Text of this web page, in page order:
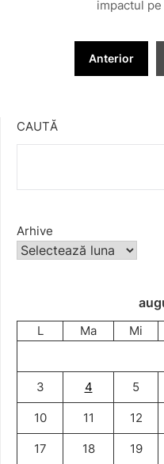
impactul
Paginație Anterior
CAUTĂ
Arhive
L Ma Mi
3 4 5
10 11 12
17 18 19